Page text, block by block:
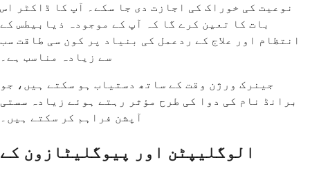
نوعیت کی خوراک کی اجازت دی جا سکے۔ آپ کا ڈاکٹر اس
بات کا تعین کرے گا کہ آپ کے موجودہ ذیابیطس کے
انتظام اور علاج کے ردعمل کی بنیاد پر کون سی طاقت سب
سے زیادہ مناسب ہے۔
جینرک ورژن وقت کے ساتھ دستیاب ہو سکتے ہیں، جو
برانڈ نام کی دوا کی طرح مؤثر رہتے ہوئے زیادہ سستی
آپشن فراہم کر سکتے ہیں۔
الوگلیپٹن اور پیوگلیٹازون کے